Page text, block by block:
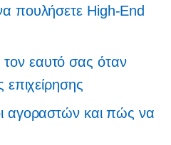
πουλήσετε High-End
εαυτό σας όταν
επιχείρησης
αγοραστών και πώς να